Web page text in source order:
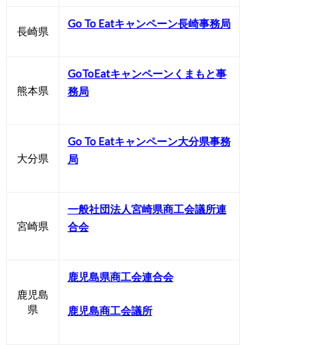
長崎県
Go To Eatキャンペーン長崎事務局
熊本県
GoToEatキャンペーンくまもと事
務局
大分県
Go To Eatキャンペーン大分県事務
局
宮崎県
一般社団法人宮崎県商工会議所連
合会
鹿児島
県
鹿児島県商工会連合会
鹿児島商工会議所